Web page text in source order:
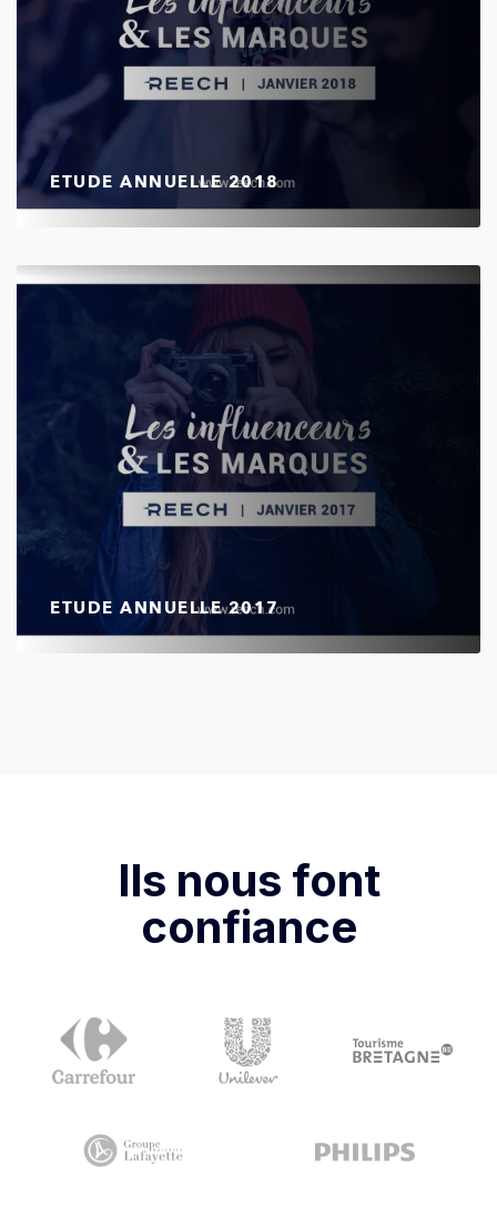
ETUDE ANNUELLE 2018
ETUDE ANNUELLE 2017
Ils nous font
confiance